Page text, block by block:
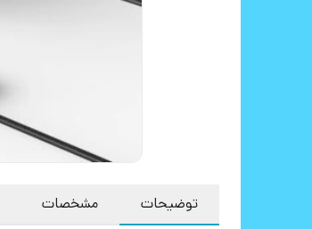
توضیحات مشخصات